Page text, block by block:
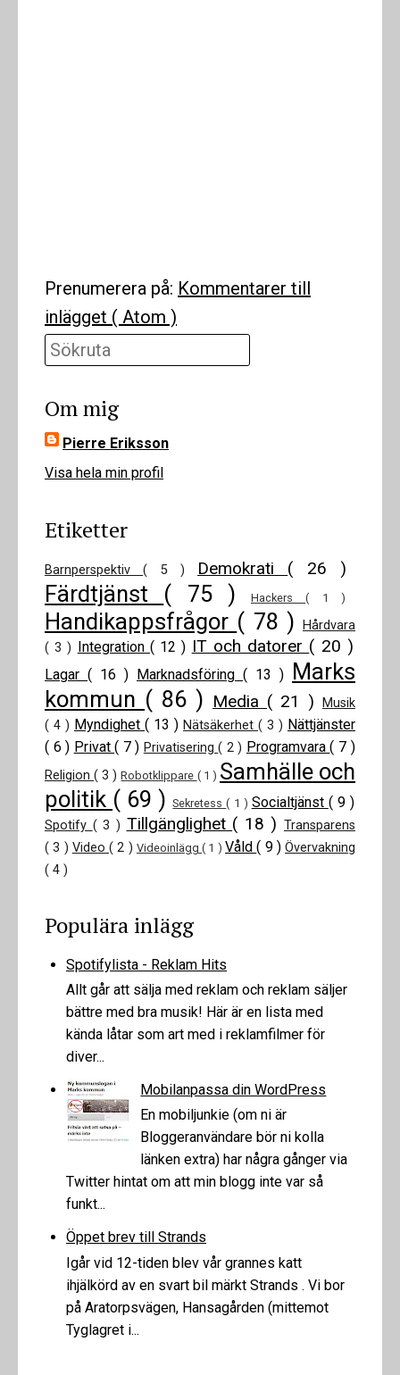
Prenumerera på: Kommentarer till
inlägget ( Atom )
Sökruta
Om mig
Pierre Eriksson
Visa hela min profil
Etiketter
Barnperspektiv( 5 ) Demokrati ( 26 )
Färdtjänst ( 75 ) Hackers( 1 )
Handikappsfrågor ( 78 )
Hårdvara
( 3 ) Integration ( 12 ) IT och datorer ( 20 )
Lagar ( 16 ) Marknadsföring ( 13 ) Marks
kommun ( 86 ) Media ( 21 )
Musik
( 4 ) Myndighet ( 13 ) Nätsäkerhet ( 3 ) Nättjänster
( 6 ) Privat( 7 ) Privatisering( 2 ) Programvara( 7 )
Religion( 3 )Robotklippare ( 1 ) Samhälle och
politik ( 69 )Sekretess( 1 ) Socialtjänst ( 9 )
Spotify ( 3 ) Tillgänglighet ( 18 ) Transparens
( 3 ) Video( 2 ) Videoinlägg( 1 ) Våld( 9 )Övervakning
( 4 )
Populära inlägg
Spotifylista - Reklam Hits
Allt går att sälja med reklam och reklam säljer
bättre med bra musik! Här är en lista med
kända låtar som art med i reklamfilmer för
diver...
Mobilanpassa din WordPress
En mobiljunkie (om ni är
Bloggeranvändare bör ni kolla
länken extra) har några gånger via
Twitter hintat om att min blogg inte var så
funkt...
Öppet brev till Strands
Igår vid 12-tiden blev vår grannes katt
ihjälkörd av en svart bil märkt Strands . Vi bor
på Aratorpsvägen, Hansagården (mittemot
Tyglagret i...